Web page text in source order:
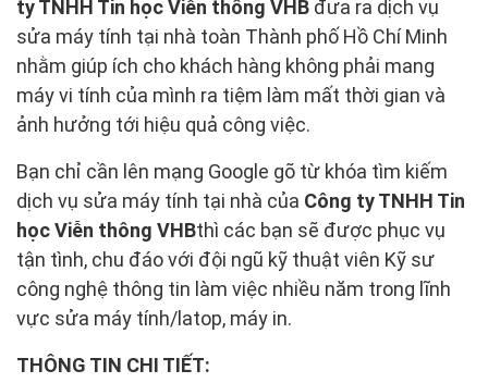
ty TNHH Tin học Viễn thông VHB đưa ra dịch vụ
sửa máy tính tại nhà toàn Thành phố Hồ Chí Minh
nhằm giúp ích cho khách hàng không phải mang
máy vi tính của mình ra tiệm làm mất thời gian và
ảnh hưởng tới hiệu quả công việc.
Bạn chỉ cần lên mạng Google gõ từ khóa tìm kiếm
dịch vụ sửa máy tính tại nhà của Công ty TNHH Tin
học Viễn thông VHBthì các bạn sẽ được phục vụ
tận tình, chu đáo với đội ngũ kỹ thuật viên Kỹ sư
công nghệ thông tin làm việc nhiều năm trong lĩnh
vực sửa máy tính/latop, máy in.
THÔNG TIN CHI TIẾT: